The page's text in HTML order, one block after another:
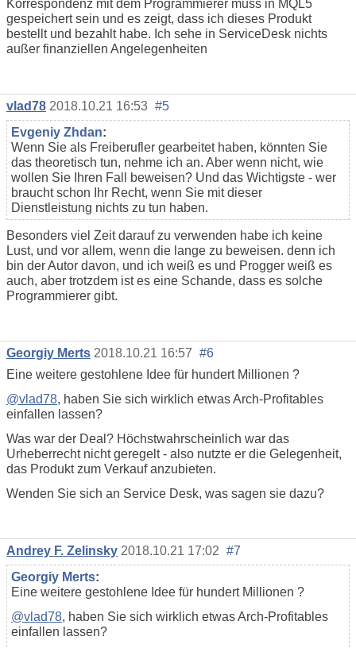
Korrespondenz mit dem Programmierer muss in MQL5
gespeichert sein und es zeigt, dass ich dieses Produkt
bestellt und bezahlt habe. Ich sehe in ServiceDesk nichts
außer finanziellen Angelegenheiten
vlad78 2018.10.21 16:53 #5
Evgeniy Zhdan:
Wenn Sie als Freiberufler gearbeitet haben, könnten Sie
das theoretisch tun, nehme ich an. Aber wenn nicht, wie
wollen Sie Ihren Fall beweisen? Und das Wichtigste - wer
braucht schon Ihr Recht, wenn Sie mit dieser
Dienstleistung nichts zu tun haben.
Besonders viel Zeit darauf zu verwenden habe ich keine
Lust, und vor allem, wenn die lange zu beweisen. denn ich
bin der Autor davon, und ich weiß es und Progger weiß es
auch, aber trotzdem ist es eine Schande, dass es solche
Programmierer gibt.
Georgiy Merts 2018.10.21 16:57 #6
Eine weitere gestohlene Idee für hundert Millionen ?
@vlad78, haben Sie sich wirklich etwas Arch-Profitables
einfallen lassen?
Was war der Deal? Höchstwahrscheinlich war das
Urheberrecht nicht geregelt - also nutzte er die Gelegenheit,
das Produkt zum Verkauf anzubieten.
Wenden Sie sich an Service Desk, was sagen sie dazu?
Andrey F. Zelinsky 2018.10.21 17:02 #7
Georgiy Merts:
Eine weitere gestohlene Idee für hundert Millionen ?
@vlad78, haben Sie sich wirklich etwas Arch-Profitables
einfallen lassen?